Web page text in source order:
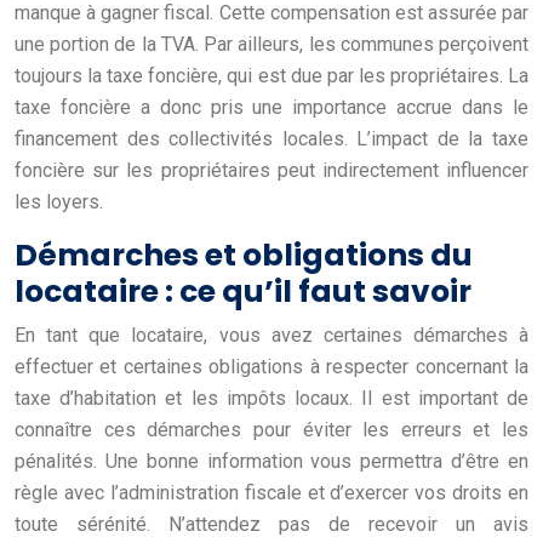
manque à gagner fiscal. Cette compensation est assurée par
une portion de la TVA. Par ailleurs, les communes perçoivent
toujours la taxe foncière, qui est due par les propriétaires. La
taxe foncière a donc pris une importance accrue dans le
financement des collectivités locales. L’impact de la taxe
foncière sur les propriétaires peut indirectement influencer
les loyers.
Démarches et obligations du
locataire : ce qu’il faut savoir
En tant que locataire, vous avez certaines démarches à
effectuer et certaines obligations à respecter concernant la
taxe d’habitation et les impôts locaux. Il est important de
connaître ces démarches pour éviter les erreurs et les
pénalités. Une bonne information vous permettra d’être en
règle avec l’administration fiscale et d’exercer vos droits en
toute sérénité. N’attendez pas de recevoir un avis